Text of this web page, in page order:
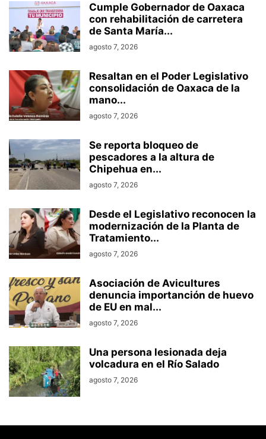
Cumple Gobernador de Oaxaca
con rehabilitación de carretera
de Santa María...
agosto 7, 2026
Resaltan en el Poder Legislativo
consolidación de Oaxaca de la
mano...
agosto 7, 2026
Se reporta bloqueo de
pescadores a la altura de
Chipehua en...
agosto 7, 2026
Desde el Legislativo reconocen la
modernización de la Planta de
Tratamiento...
agosto 7, 2026
Asociación de Avicultures
denuncia importanción de huevo
de EU en mal...
agosto 7, 2026
Una persona lesionada deja
volcadura en el Río Salado
agosto 7, 2026